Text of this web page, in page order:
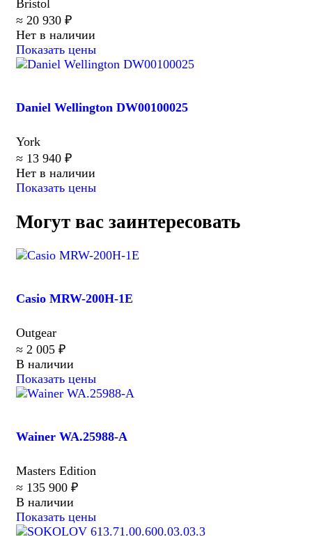
Bristol
≈ 20 930 ₽
Нет в наличии
Показать цены
Daniel Wellington DW00100025
York
≈ 13 940 ₽
Нет в наличии
Показать цены
Могут вас заинтересовать
Casio MRW-200H-1E
Outgear
≈ 2 005 ₽
В наличии
Показать цены
Wainer WA.25988-A
Masters Edition
≈ 135 900 ₽
В наличии
Показать цены